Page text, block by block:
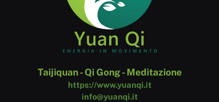
Taijiquan - Qi Gong - Meditazione
https://www.yuanqi.it
info@yuanqi.it